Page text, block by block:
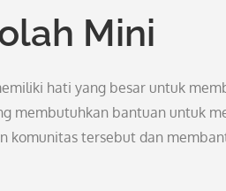
Mini
hati yang besar untuk
membutuhkan bantuan untuk
komunitas tersebut dan